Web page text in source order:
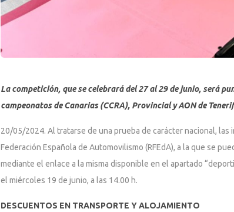
La competición, que se celebrará del 27 al 29 de junio, será
campeonatos de Canarias (CCRA), Provincial y AON de
20/05/2024. Al tratarse de una prueba de carácter nacional,
Federación Española de Automovilismo (RFEdA), a la que se
mediante el enlace a la misma disponible en el apartado
el miércoles 19 de junio, a las 14.00 h.
DESCUENTOS EN TRANSPORTE Y ALOJAMIENTO